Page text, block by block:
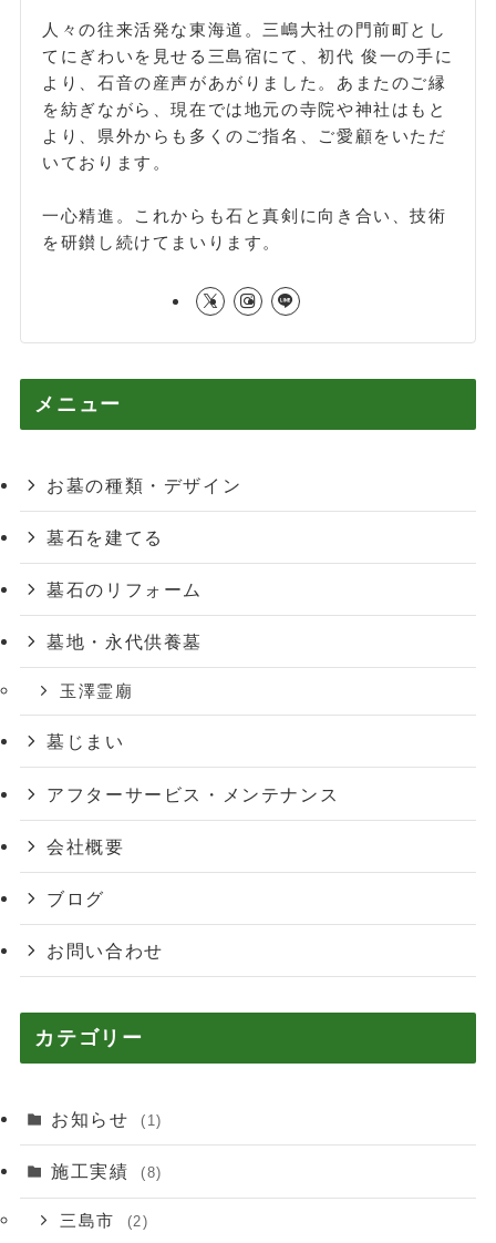
人々の往来活発な東海道。三嶋大社の門前町とし
てにぎわいを見せる三島宿にて、初代 俊一の手に
より、石音の産声があがりました。あまたのご縁
を紡ぎながら、現在では地元の寺院や神社はもと
より、県外からも多くのご指名、ご愛顧をいただ
いております。
一心精進。これからも石と真剣に向き合い、技術
を研鑚し続けてまいります。
メニュー
お墓の種類・デザイン
墓石を建てる
墓石のリフォーム
墓地・永代供養墓
玉澤霊廟
墓じまい
アフターサービス・メンテナンス
会社概要
ブログ
お問い合わせ
カテゴリー
お知らせ (1)
施工実績 (8)
三島市 (2)